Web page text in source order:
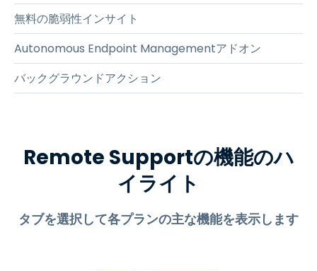
無料の脆弱性インサイト
Autonomous Endpoint Managementアドオン
バックグラウンドアクション
Remote Supportの機能のハ
イライト
タブを選択して各プランの主な機能を表示します